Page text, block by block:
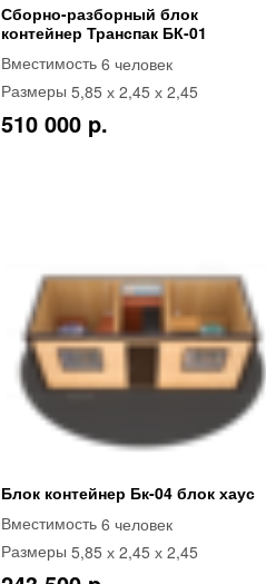
Сборно-разборный блок
контейнер Транспак БК-01
Вместимость 6 человек
Размеры 5,85 х 2,45 х 2,45
510 000 p.
Блок контейнер Бк-04 блок хаус
Вместимость 6 человек
Размеры 5,85 х 2,45 х 2,45